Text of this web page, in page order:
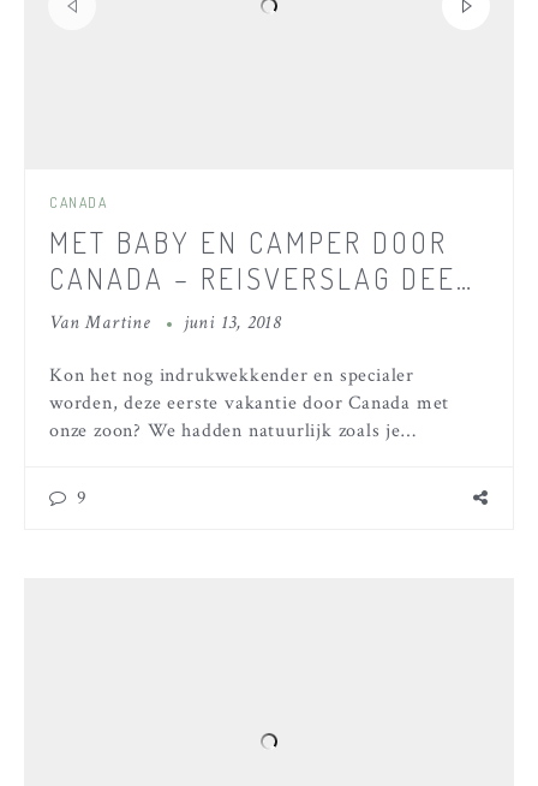
CANADA
MET BABY EN CAMPER DOOR
CANADA – REISVERSLAG DEEL
3
VanMartine juni 13, 2018
Kon het nog indrukwekkender en specialer
worden, deze eerste vakantie door Canada met
onze zoon? We hadden natuurlijk zoals je…
9